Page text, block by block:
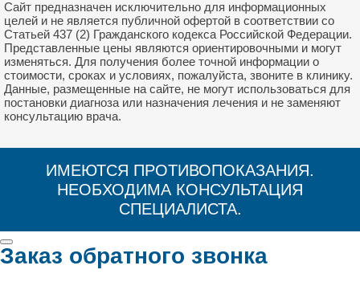
Сайт предназначен исключительно для информационных
целей и не является публичной офертой в соответствии со
Статьей 437 (2) Гражданского кодекса Российской Федерации.
Представленные цены являются ориентировочными и могут
изменяться. Для получения более точной информации о
стоимости, сроках и условиях, пожалуйста, звоните в клинику.
Данные, размещенные на сайте, не могут использоваться для
постановки диагноза или назначения лечения и не заменяют
консультацию врача.
ИМЕЮТСЯ ПРОТИВОПОКАЗАНИЯ.
НЕОБХОДИМА КОНСУЛЬТАЦИЯ
СПЕЦИАЛИСТА.
Заказ обратного звонка